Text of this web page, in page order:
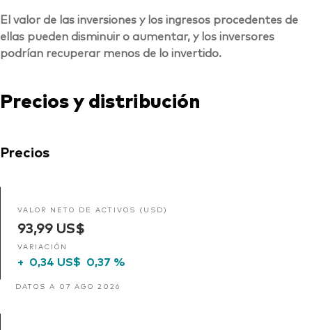
El valor de las inversiones y los ingresos procedentes de
ellas pueden disminuir o aumentar, y los inversores
podrían recuperar menos de lo invertido.
Precios y distribución
Precios
VALOR NETO DE ACTIVOS (USD)
93,99 US$
VARIACIÓN
+ 0,34 US$ 0,37 %
DATOS A 07 AGO 2026